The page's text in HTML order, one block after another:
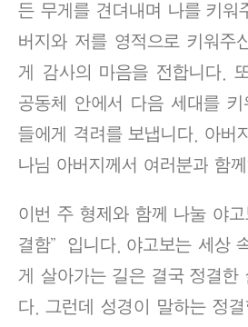
든 무게를 견뎌내며 나를 키워
버지와 저를 영적으로 키워주
게 감사의 마음을 전합니다.
공동체 안에서 다음 세대를 키
들에게 격려를 보냅니다. 아버
나님 아버지께서 여러분과 함께
이번 주 형제와 함께 나눌 야
결함”입니다. 야고보는 세상
게 살아가는 길은 결국 정결한
다. 그런데 성경이 말하는 정